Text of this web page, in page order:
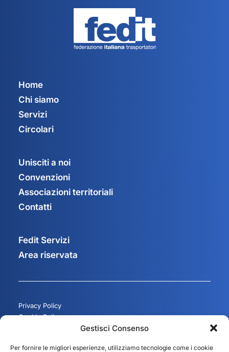
Gestisci Consenso
Per fornire le migliori esperienze, utilizziamo tecnologie come i cookie
Home
Chi siamo
Servizi
Circolari
Unisciti a noi
Convenzioni
Associazioni territoriali
Contatti
Fedit Servizi
Area riservata
Privacy Policy
Cookie Policy